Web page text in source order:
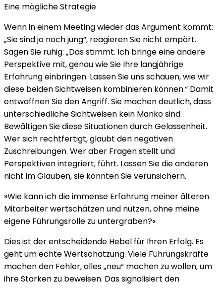
Eine mögliche Strategie
Wenn in einem Meeting wieder das Argument kommt:
„Sie sind ja noch jung“, reagieren Sie nicht empört.
Sagen Sie ruhig: „Das stimmt. Ich bringe eine andere
Perspektive mit, genau wie Sie Ihre langjährige
Erfahrung einbringen. Lassen Sie uns schauen, wie wir
diese beiden Sichtweisen kombinieren können.“ Damit
entwaffnen Sie den Angriff. Sie machen deutlich, dass
unterschiedliche Sichtweisen kein Manko sind.
Bewältigen Sie diese Situationen durch Gelassenheit.
Wer sich rechtfertigt, glaubt den negativen
Zuschreibungen. Wer aber Fragen stellt und
Perspektiven integriert, führt. Lassen Sie die anderen
nicht im Glauben, sie könnten Sie verunsichern.
»Wie kann ich die immense Erfahrung meiner älteren
Mitarbeiter wertschätzen und nutzen, ohne meine
eigene Führungsrolle zu untergraben?«
Dies ist der entscheidende Hebel für Ihren Erfolg. Es
geht um echte Wertschätzung. Viele Führungskräfte
machen den Fehler, alles „neu“ machen zu wollen, um
ihre Stärken zu beweisen. Das signalisiert den